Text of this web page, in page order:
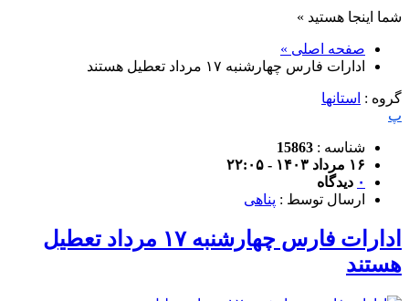
شما اینجا هستید »
صفحه اصلی »
ادارات فارس چهارشنبه ۱۷ مرداد تعطیل هستند
گروه : استانها
پ
شناسه : 15863
۱۶ مرداد ۱۴۰۳ - ۲۲:۰۵
۰ دیدگاه
ارسال توسط : پناهی
ادارات فارس چهارشنبه ۱۷ مرداد تعطیل
هستند